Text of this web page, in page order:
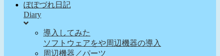
ぽぽづれ日記
Diary
導入してみた
ソフトウェアをや周辺機器の導入
周辺機器／パーツ